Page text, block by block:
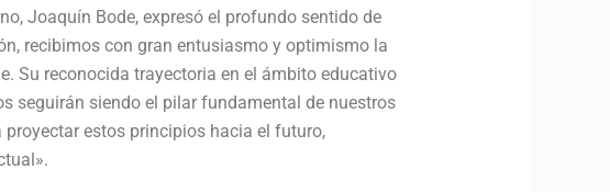
Joaquín Bode, expresó el profundo sentido de
recibimos con gran entusiasmo y optimismo la
Su reconocida trayectoria en el ámbito educativo
seguirán siendo el pilar fundamental de nuestros
estos principios hacia el futuro,